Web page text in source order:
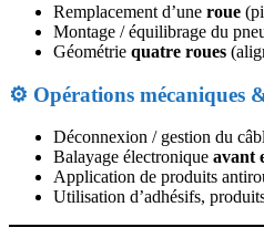
Remplacement d’une roue
Montage / équilibrage du
Géométrie quatre roues
⚙️ Opérations mécaniques
Déconnexion / gestion du
Balayage électronique avant
Application de produits
Utilisation d’adhésifs,